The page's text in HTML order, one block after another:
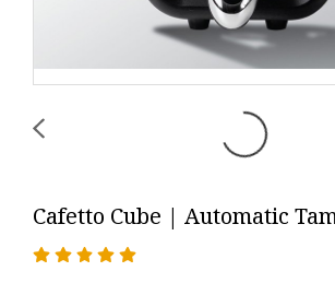
Cafetto Cube | Automatic